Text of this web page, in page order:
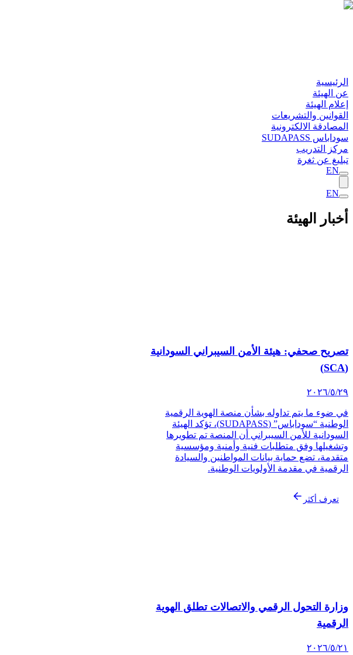
الرئيسية
عن الهيئة
إعلام الهيئة
القوانين والتشريعات
المصادقة الالكترونية
سوداباس SUDAPASS
مركز التدريب
تبليغ عن ثغرة
EN
EN
أخبار الهيئة
تصريح صحفي: هيئة الأمن السيبراني السودانية
(SCA)
٢٩‏/٥‏/٢٠٢٦
في ضوء ما يتم تداوله بشأن منصة الهوية الرقمية
الوطنية “سوداباس” (SUDAPASS)، تؤكد الهيئة
السودانية للأمن السيبراني أن المنصة تم تطويرها
وتشغيلها وفق متطلبات فنية وأمنية ومؤسسية
متقدمة، تضع حماية بيانات المواطنين والسيادة
الرقمية في مقدمة الأولويات الوطنية.
تعرف أكثر
وزارة التحول الرقمي والاتصالات تطلق الهوية
الرقمية
٢١‏/٥‏/٢٠٢٦